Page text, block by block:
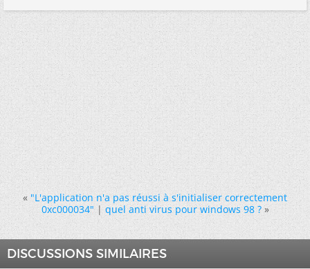
« "L'application n'a pas réussi à s'initialiser correctement
0xc000034"|quel anti virus pour windows 98 ? »
DISCUSSIONS SIMILAIRES